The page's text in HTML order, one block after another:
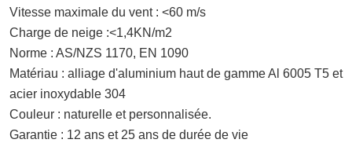
Vitesse maximale du vent : <60 m/s
Charge de neige :<1,4KN/m2
Norme : AS/NZS 1170, EN 1090
Matériau : alliage d'aluminium haut de gamme Al 6005 T5 et
acier inoxydable 304
Couleur : naturelle et personnalisée.
Garantie : 12 ans et 25 ans de durée de vie